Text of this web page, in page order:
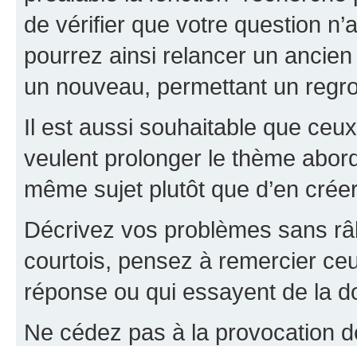
de vérifier que votre question
pourrez ainsi relancer un
un nouveau, permettant un
Il est aussi souhaitable que
veulent prolonger le thème
même sujet plutôt que d’en
Décrivez vos problèmes sans
courtois, pensez à remercier
réponse ou qui essayent de la
Ne cédez pas à la provocation